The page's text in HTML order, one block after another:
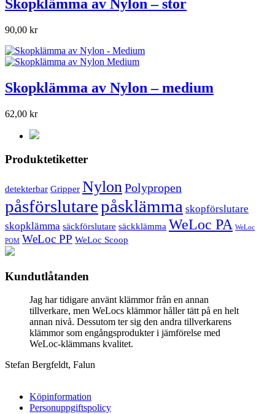
Skopklämma av Nylon – stor
90,00 kr
Skopklämma av Nylon – medium
62,00 kr
Produktetiketter
detekterbar Gripper NylonPolypropen
påsförslutarepåsklämma skopförslutare
skopklämma säckförslutare säckklämma WeLoc PA WeLoc
POM WeLoc PP WeLoc Scoop
Kundutlåtanden
Jag har tidigare använt klämmor från en annan
tillverkare, men WeLocs klämmor håller tätt på en helt
annan nivå. Dessutom ter sig den andra tillverkarens
klämmor som engångsprodukter i jämförelse med
WeLoc-klämmans kvalitet.
Stefan Bergfeldt, Falun
Köpinformation
Personuppgiftspolicy